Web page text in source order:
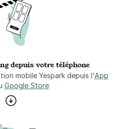
depuis votre téléphone
mobile Yespark depuis l'App
Google Store